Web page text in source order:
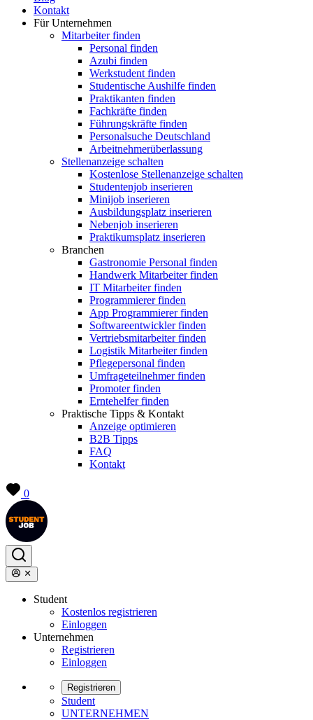
Kontakt
Für Unternehmen
Mitarbeiter finden
Personal finden
Azubi finden
Werkstudent finden
Studentische Aushilfe finden
Praktikanten finden
Fachkräfte finden
Führungskräfte finden
Personalsuche Deutschland
Arbeitnehmerüberlassung
Stellenanzeige schalten
Kostenlose Stellenanzeige schalten
Studentenjob inserieren
Minijob inserieren
Ausbildungsplatz inserieren
Nebenjob inserieren
Praktikumsplatz inserieren
Branchen
Gastronomie Personal finden
Handwerk Mitarbeiter finden
IT Mitarbeiter finden
Programmierer finden
App Programmierer finden
Softwareentwickler finden
Vertriebsmitarbeiter finden
Logistik Mitarbeiter finden
Pflegepersonal finden
Umfrageteilnehmer finden
Promoter finden
Erntehelfer finden
Praktische Tipps & Kontakt
Anzeige optimieren
B2B Tipps
FAQ
Kontakt
0
Student
Kostenlos registrieren
Einloggen
Unternehmen
Registrieren
Einloggen
Registrieren
Student
UNTERNEHMEN